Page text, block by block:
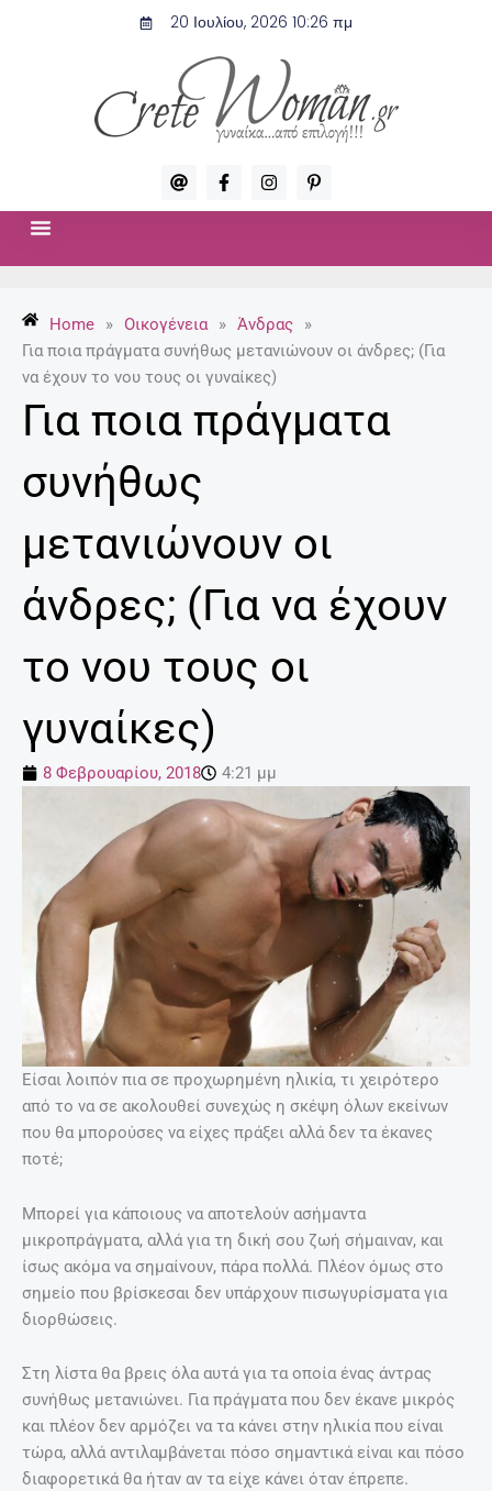
20 Ιουλίου, 2026 10:26 πμ
A
t
F
a
c
f
I
n
s
P
i
n
p
Home » Οικογένεια » Άνδρας
»
Για ποια πράγματα συνήθως μετανιώνουν οι άνδρες; (Για
να έχουν το νου τους οι γυναίκες)
Για ποια πράγματα
συνήθως
μετανιώνουν οι
άνδρες; (Για να έχουν
το νου τους οι
γυναίκες)
8 Φεβρουαρίου, 2018 4:21 μμ
Είσαι λοιπόν πια σε προχωρημένη ηλικία, τι χειρότερο
από το να σε ακολουθεί συνεχώς η σκέψη όλων εκείνων
που θα μπορούσες να είχες πράξει αλλά δεν τα έκανες
ποτέ;
Μπορεί για κάποιους να αποτελούν ασήμαντα
μικροπράγματα, αλλά για τη δική σου ζωή σήμαιναν, και
ίσως ακόμα να σημαίνουν, πάρα πολλά. Πλέον όμως στο
σημείο που βρίσκεσαι δεν υπάρχουν πισωγυρίσματα για
διορθώσεις.
Στη λίστα θα βρεις όλα αυτά για τα οποία ένας άντρας
συνήθως μετανιώνει. Για πράγματα που δεν έκανε μικρός
και πλέον δεν αρμόζει να τα κάνει στην ηλικία που είναι
τώρα, αλλά αντιλαμβάνεται πόσο σημαντικά είναι και πόσο
διαφορετικά θα ήταν αν τα είχε κάνει όταν έπρεπε.